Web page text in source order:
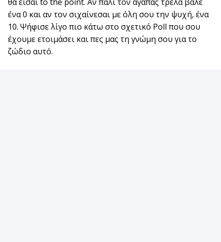
ένα 0 και αν τον σιχαίνεσαι με όλη σου την ψυχή, ένα
10. Ψήφισε λίγο πιο κάτω στο σχετικό Poll που σου
έχουμε ετοιμάσει και πες μας τη γνώμη σου για το
ζώδιο αυτό.